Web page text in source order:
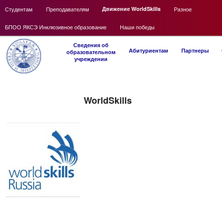
Main
menu
Skip
to
primary
content
Студентам Преподавателям Движение WorldSkills Разное
БПОО ЯКСЭ Инклюзивное образование Наши победы
Main
menu
Skip
to
Сведения об
образовательном
учреждении
Абитуриентам Партнеры
WorldSkills